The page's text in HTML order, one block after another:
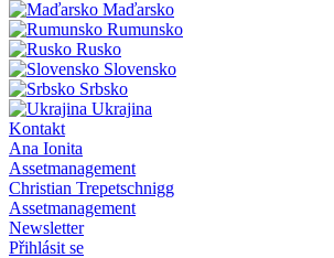
Maďarsko
Rumunsko
Rusko
Slovensko
Srbsko
Ukrajina
Kontakt
Ana Ionita
Assetmanagement
Christian Trepetschnigg
Assetmanagement
Newsletter
Přihlásit se